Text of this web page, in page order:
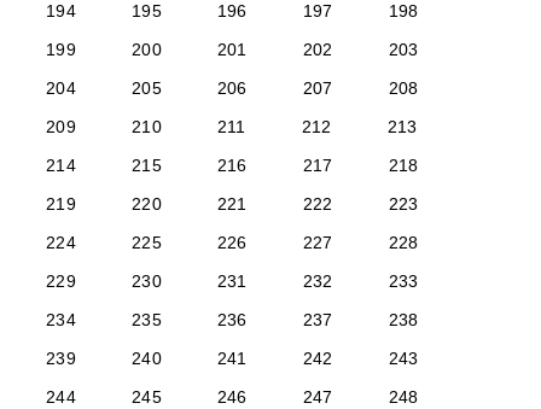
194
195 196 197
198
199
200 201 202
203
204
205 206 207
208
209
210 211 212
213
214
215 216 217
218
219
220 221 222
223
224
225 226 227
228
229
230 231 232
233
234
235 236 237
238
239
240 241 242
243
244
245 246 247
248